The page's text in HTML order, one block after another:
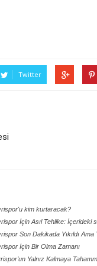
Twitter
kim kurtaracak?
İçin Asıl Tehlike: İçerideki
Son Dakikada Yıkıldı Ama
İçin Bir Olma Zamanı
Yalnız Kalmaya